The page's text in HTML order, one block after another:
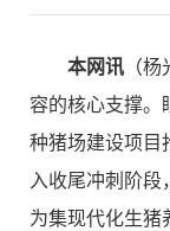
本网讯 （
容的核心支撑。
种猪场建设项目
入收尾冲刺阶
为集现代化生猪